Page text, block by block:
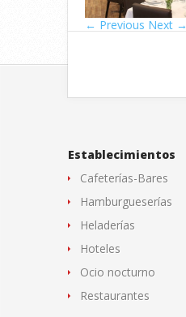
← Previous Next →
Establecimientos
Cafeterías-Bares
Hamburgueserías
Heladerías
Hoteles
Ocio nocturno
Restaurantes